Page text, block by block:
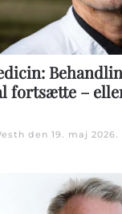
fortsætte –
den 19. maj 2026.